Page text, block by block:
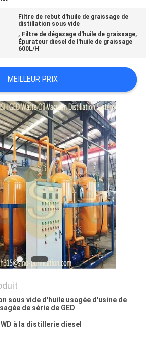
Filtre de rebut d'huile de graissage de
distillation sous vide
, Filtre de dégazage d'huile de graissage,
Épurateur diesel de l'huile de graissage
600L/H
MEILLEUR PRIX
sous vide d'huile usagée d'usine de
de série de GED
à la distillerie diesel